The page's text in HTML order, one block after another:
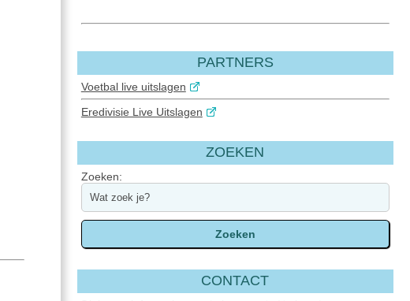
PARTNERS
Voetbal live uitslagen
Eredivisie Live Uitslagen
ZOEKEN
Zoeken:
CONTACT